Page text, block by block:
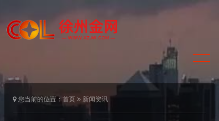
您当前的位置：首页 新闻资讯